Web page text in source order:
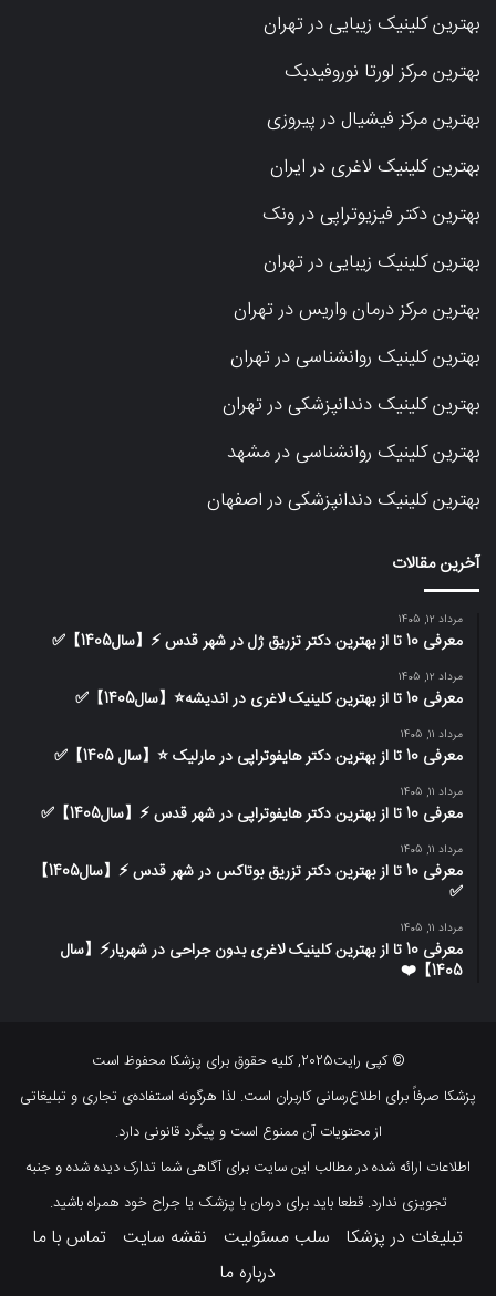
بهترین کلینیک زیبایی در تهران
بهترین مرکز لورتا نوروفیدبک
بهترین مرکز فیشیال در پیروزی
بهترین کلینیک لاغری در ایران
بهترین دکتر فیزیوتراپی در ونک
بهترین کلینیک زیبایی در تهران
بهترین مرکز درمان واریس در تهران
بهترین کلینیک روانشناسی در تهران
بهترین کلینیک دندانپزشکی در تهران
بهترین کلینیک روانشناسی در مشهد
بهترین کلینیک دندانپزشکی در اصفهان
آخرین مقالات
مرداد 12, 1405
معرفی 10 تا از بهترین دکتر تزریق ژل در شهر قدس ⚡️【سال1405】✅
مرداد 12, 1405
معرفی 10 تا از بهترین کلینیک لاغری در اندیشه⭐【سال1405】✅
مرداد 11, 1405
معرفی 10 تا از بهترین دکتر هایفوتراپی در مارلیک ⭐【سال 1405】✅
مرداد 11, 1405
معرفی 10 تا از بهترین دکتر هایفوتراپی در شهر قدس ⚡️【سال1405】✅
مرداد 11, 1405
معرفی 10 تا از بهترین دکتر تزریق بوتاکس در شهر قدس ⚡️【سال1405】
✅
مرداد 11, 1405
معرفی 10 تا از بهترین کلینیک لاغری بدون جراحی در شهریار⚡【سال
1405】❤️
© کپی رایت2025, کلیه حقوق برای پزشکا محفوظ است
پزشکا صرفاً برای اطلاع‌رسانی کاربران است. لذا هرگونه استفاده‌ی تجاری و تبلیغاتی
از محتویات آن ممنوع است و پیگرد قانونی دارد.
اطلاعات ارائه شده در مطالب این سایت برای آگاهی شما تدارک دیده شده و جنبه
تجویزی ندارد. قطعا باید برای درمان با پزشک یا جراح خود همراه باشید.
تبلیغات در پزشکا سلب مسئولیت نقشه سایت تماس با ما
درباره ما